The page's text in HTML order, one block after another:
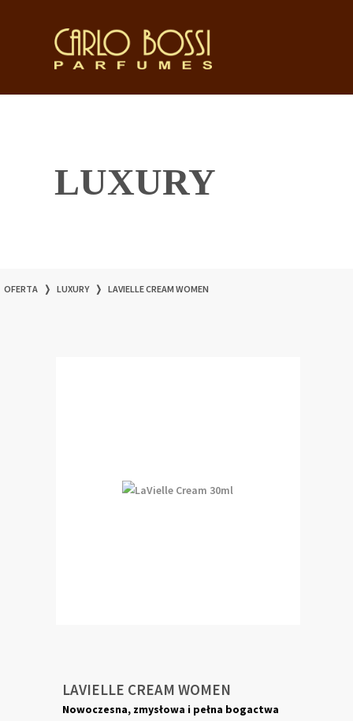
LUXURY
OFERTA ❭ LUXURY ❭ LAVIELLE CREAM WOMEN
LAVIELLE CREAM WOMEN
Nowoczesna, zmysłowa i pełna bogactwa